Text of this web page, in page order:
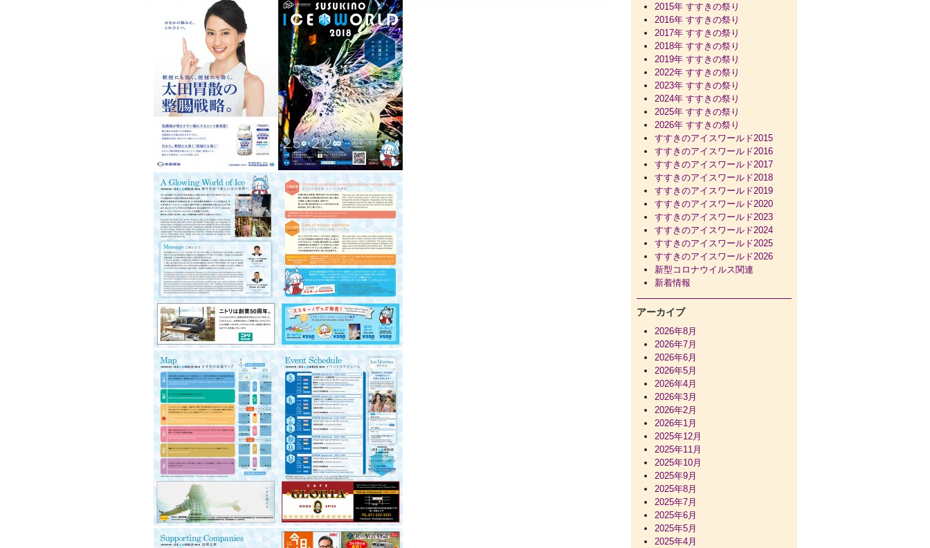
2015年 すすきの祭り
2016年 すすきの祭り
2017年 すすきの祭り
2018年 すすきの祭り
2019年 すすきの祭り
2022年 すすきの祭り
2023年 すすきの祭り
2024年 すすきの祭り
2025年 すすきの祭り
2026年 すすきの祭り
すすきのアイスワールド2015
すすきのアイスワールド2016
すすきのアイスワールド2017
すすきのアイスワールド2018
すすきのアイスワールド2019
すすきのアイスワールド2020
すすきのアイスワールド2023
すすきのアイスワールド2024
すすきのアイスワールド2025
すすきのアイスワールド2026
新型コロナウイルス関連
新着情報
アーカイブ
2026年8月
2026年7月
2026年6月
2026年5月
2026年4月
2026年3月
2026年2月
2026年1月
2025年12月
2025年11月
2025年10月
2025年9月
2025年8月
2025年7月
2025年6月
2025年5月
2025年4月